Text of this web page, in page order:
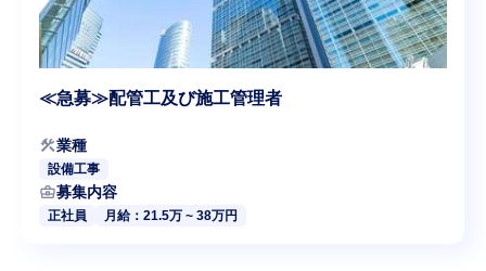
≪急募≫配管工及び施工管理者
construction業種
設備工事
business_center募集内容
正社員 月給：21.5万 ~ 38万円